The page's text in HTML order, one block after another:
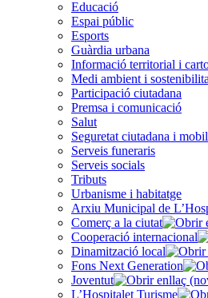
Educació
Espai públic
Esports
Guàrdia urbana
Informació territorial i
Medi ambient i
Participació ciutadana
Premsa i comunicació
Salut
Seguretat ciutadana i
Serveis funeraris
Serveis socials
Tributs
Urbanisme i habitatge
Arxiu Municipal de
Comerç a la ciutat
Cooperació internacional
Dinamització local
Fons Next Generation
Joventut
L’Hospitalet Turisme